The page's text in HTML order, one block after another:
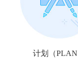
计划（PLAN